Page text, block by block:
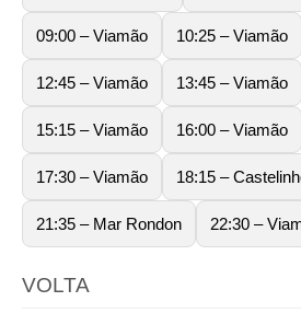
09:00 – Viamão 10:25 – Viamão
12:45 – Viamão 13:45 – Viamão
15:15 – Viamão 16:00 – Viamão
17:30 – Viamão 18:15 –
21:35 – Mar Rondon 22:30 –
VOLTA